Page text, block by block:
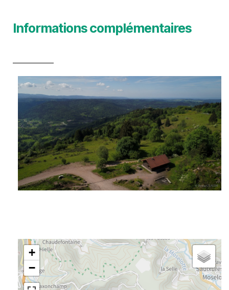
Informations complémentaires
+
−